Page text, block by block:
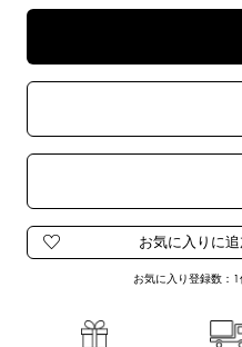
お気に入り登録数： 1